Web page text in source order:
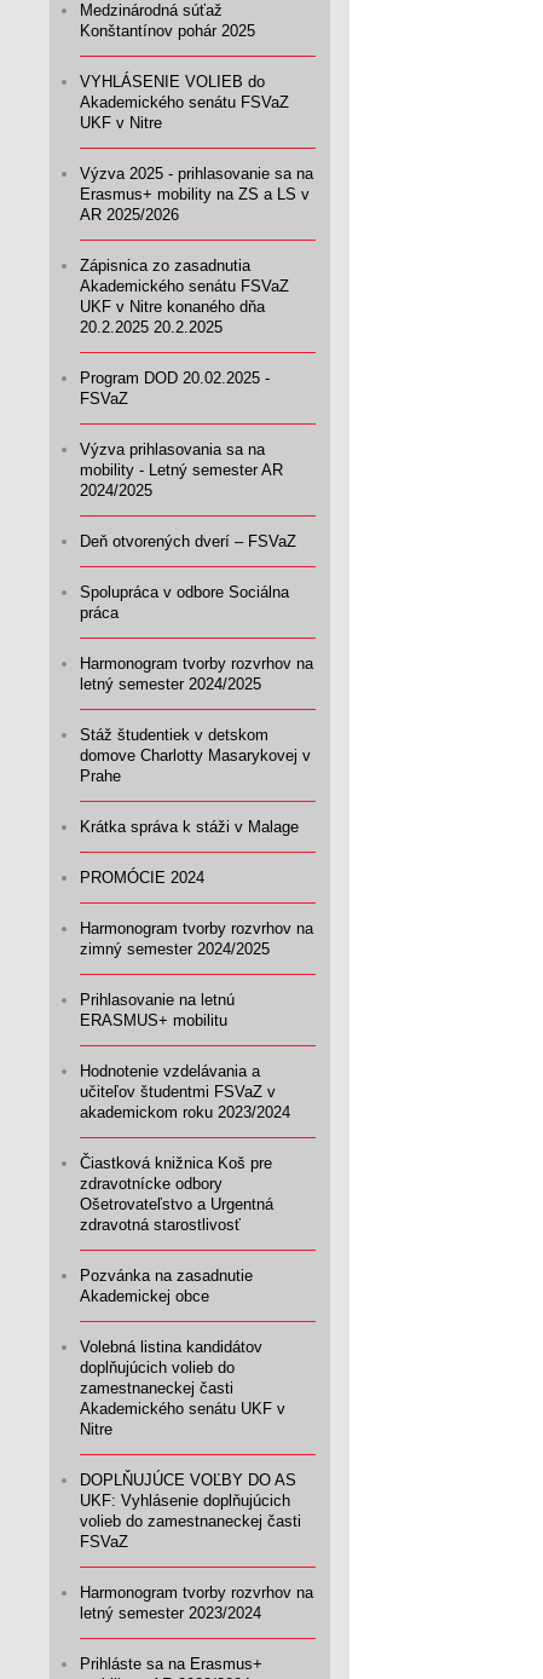
Medzinárodná súťaž
Konštantínov pohár 2025
VYHLÁSENIE VOLIEB do
Akademického senátu FSVaZ
UKF v Nitre
Výzva 2025 - prihlasovanie sa na
Erasmus+ mobility na ZS a LS v
AR 2025/2026
Zápisnica zo zasadnutia
Akademického senátu FSVaZ
UKF v Nitre konaného dňa
20.2.2025 20.2.2025
Program DOD 20.02.2025 -
FSVaZ
Výzva prihlasovania sa na
mobility - Letný semester AR
2024/2025
Deň otvorených dverí – FSVaZ
Spolupráca v odbore Sociálna
práca
Harmonogram tvorby rozvrhov na
letný semester 2024/2025
Stáž študentiek v detskom
domove Charlotty Masarykovej v
Prahe
Krátka správa k stáži v Malage
PROMÓCIE 2024
Harmonogram tvorby rozvrhov na
zimný semester 2024/2025
Prihlasovanie na letnú
ERASMUS+ mobilitu
Hodnotenie vzdelávania a
učiteľov študentmi FSVaZ v
akademickom roku 2023/2024
Čiastková knižnica Koš pre
zdravotnícke odbory
Ošetrovateľstvo a Urgentná
zdravotná starostlivosť
Pozvánka na zasadnutie
Akademickej obce
Volebná listina kandidátov
doplňujúcich volieb do
zamestnaneckej časti
Akademického senátu UKF v
Nitre
DOPLŇUJÚCE VOĽBY DO AS
UKF: Vyhlásenie doplňujúcich
volieb do zamestnaneckej časti
FSVaZ
Harmonogram tvorby rozvrhov na
letný semester 2023/2024
Prihláste sa na Erasmus+